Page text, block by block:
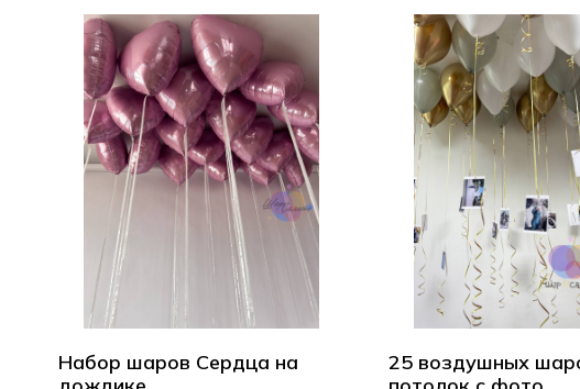
Набор шаров Сердца на
25 воздушных